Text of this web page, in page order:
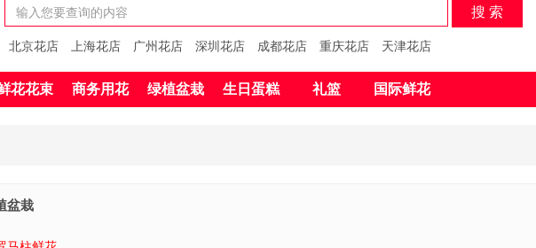
搜 索
北京花店 上海花店 广州花店 深圳花店 成都花店 重庆花店 天津花店
花花束 商务用花 绿植盆栽 生日蛋糕 礼篮 国际鲜花
盆栽